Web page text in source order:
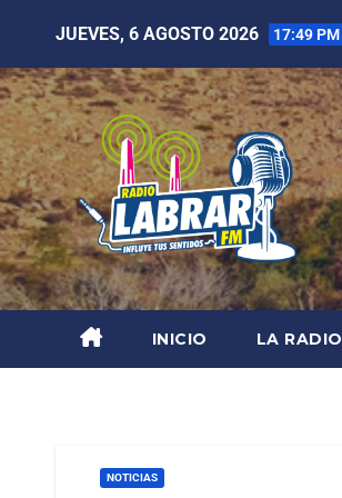
JUEVES, 6 AGOSTO 2026 17:49 PM
INICIO LA RADIO
NOTICIAS